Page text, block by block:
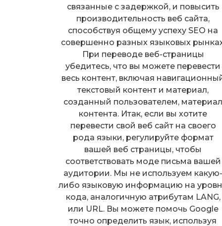
связанные с задержкой, и повысить
производительность веб сайта,
способствуя общему успеху SEO на
совершенно разных языковых
При переводе веб-страницы
убедитесь, что вы можете перевести
весь контент, включая
текстовый контент и материал,
созданный пользователем, материал
контента. Итак, если вы хотите
перевести свой веб сайт на своего
рода языки, регулируйте формат
вашей веб страницы, чтобы
соответствовать моде письма вашей
аудитории. Мы не используем какую-
либо языковую информацию на
кода, аналогичную атрибутам LANG,
или URL. Вы можете помочь Google
точно определить язык, используя